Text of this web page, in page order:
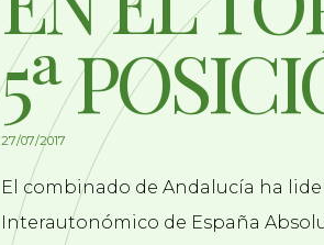
5ª
27/07/2017
El combinado de Andalucía ha
Interautonómico de España